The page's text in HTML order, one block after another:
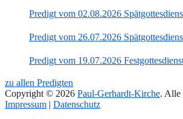
Predigt vom 02.08.2026
Predigt vom 26.07.2026
Predigt vom 19.07.2026
zu allen Predigten
Copyright © 2026 Paul-Gerhardt-Kirche. Alle
Impressum | Datenschutz